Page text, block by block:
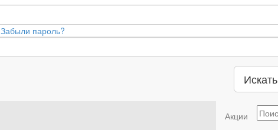
Забыли пароль?
Искать
Акции